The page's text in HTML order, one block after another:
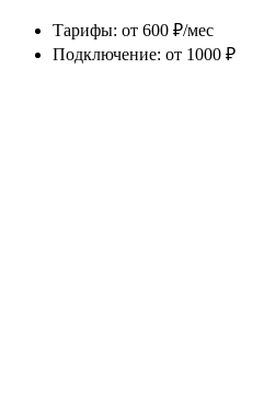
Тарифы: от 600 ₽/мес
Подключение: от 1000 ₽